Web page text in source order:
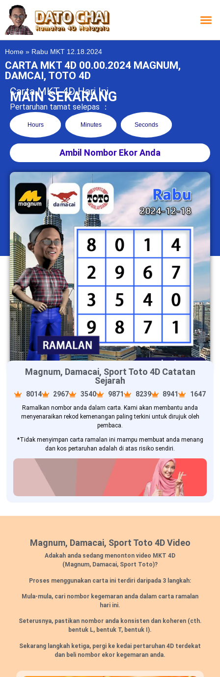
Home » Rabu MKT 12.18.2024
CARTA MKT 4D 00.00.2024 MAGNUM,
DAMCAI, TOTO 4D
Carta MKT 4D Hari Ini
MAIN SEKARANG
Pertaruhan tamat selepas ：
Hours Minutes Seconds
Ambil Nombor Ekor Anda
Magnum, Damacai, Sport Toto 4D Catatan
Sejarah
8014 2967 3540 9871 8239 8941 1647
Ramalkan nombor anda dalam carta. Kami akan membantu anda
menyenaraikan rekod kemenangan paling terkini untuk dirujuk oleh
pembaca.
*Tidak menyimpan carta ramalan ini mampu membuat anda menang
dan kos pertaruhan adalah di atas risiko sendiri.
Magnum, Damacai, Sport Toto 4D Video
Adakah anda sedang menonton video MKT 4D
(Magnum, Damacai, Sport Toto)?
Proses menggunakan carta ini terdiri daripada 3 langkah:
Mula-mula, cari nombor kegemaran anda dalam carta ramalan
hari ini.
Seterusnya, pastikan nombor anda konsisten dan koheren (cth.
bentuk L, bentuk T, bentuk I).
Sekarang langkah ketiga, pergi ke kedai pertaruhan 4D terdekat
dan beli nombor ekor kegemaran anda.